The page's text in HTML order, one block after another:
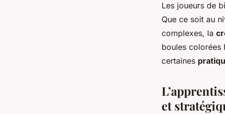
Les joueurs de
Que ce soit au
complexes, la
boules colorées
certaines
et